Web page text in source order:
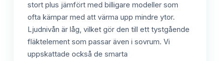
stort plus jämfört med billigare modeller som
ofta kämpar med att värma upp mindre ytor.
Ljudnivån är låg, vilket gör den till ett tystgående
fläktelement som passar även i sovrum. Vi
uppskattade också de smarta